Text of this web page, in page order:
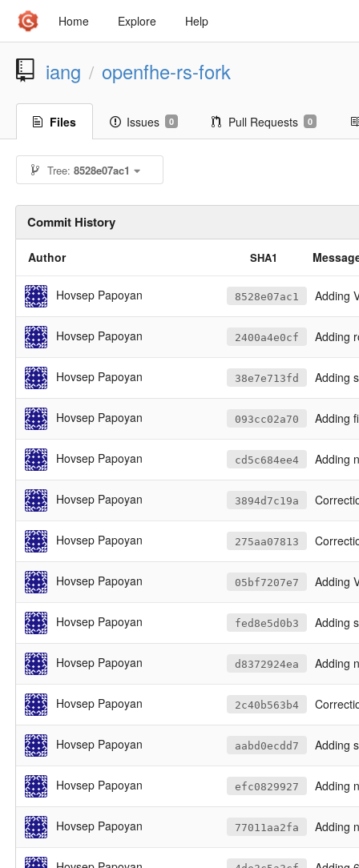
Home Explore Help
iang / openfhe-rs-fork
Files Issues 0 Pull Requests 0
Tree:8528e07ac1
Commit History
Author SHA1
Hovsep Papoyan 8528e07ac1 Adding
Hovsep Papoyan 2400a4e0cf Adding
Hovsep Papoyan 38e7e713fd Adding
Hovsep Papoyan 093cc02a70 Adding
Hovsep Papoyan cd5c684ee4 Adding
Hovsep Papoyan 3894d7c19a
Hovsep Papoyan 275aa07813
Hovsep Papoyan 05bf7207e7 Adding
Hovsep Papoyan fed8e5d0b3 Adding
Hovsep Papoyan d8372924ea Adding
Hovsep Papoyan 2c40b563b4
Hovsep Papoyan aabd0ecdd7 Adding
Hovsep Papoyan efc0829927 Adding
Hovsep Papoyan 77011aa2fa Adding